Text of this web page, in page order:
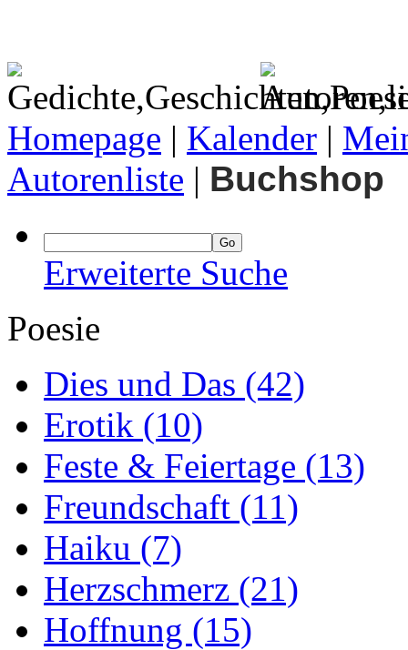
Homepage | Kalender |
Autorenliste | Buchshop
Erweiterte Suche
Poesie
Dies und Das (42)
Erotik (10)
Feste & Feiertage (13)
Freundschaft (11)
Haiku (7)
Herzschmerz (21)
Hoffnung (15)